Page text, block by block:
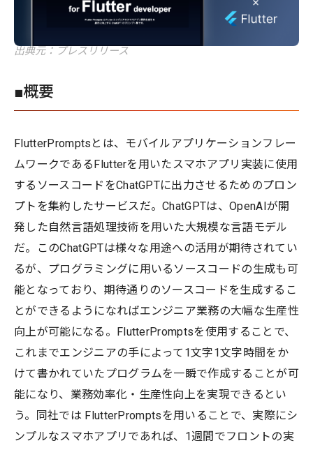
出典元：プレスリリース
■概要
FlutterPromptsとは、モバイルアプリケーションフレー
ムワークであるFlutterを用いたスマホアプリ実装に使用
するソースコードをChatGPTに出力させるためのプロン
プトを集約したサービスだ。ChatGPTは、OpenAIが開
発した自然言語処理技術を用いた大規模な言語モデル
だ。このChatGPTは様々な用途への活用が期待されてい
るが、プログラミングに用いるソースコードの生成も可
能となっており、期待通りのソースコードを生成するこ
とができるようになればエンジニア業務の大幅な生産性
向上が可能になる。FlutterPromptsを使用することで、
これまでエンジニアの手によって1文字1文字時間をか
けて書かれていたプログラムを一瞬で作成することが可
能になり、業務効率化・生産性向上を実現できるとい
う。同社では FlutterPromptsを用いることで、実際にシ
ンプルなスマホアプリであれば、1週間でフロントの実